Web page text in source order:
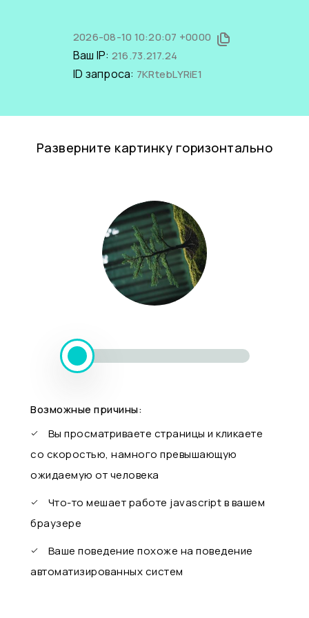
2026-08-10 10:20:07 +0000
Ваш IP: 216.73.217.24
ID запроса: 7KRtebLYRiE1
Разверните картинку горизонтально
Возможные причины:
Вы просматриваете страницы и кликаете
со скоростью, намного превышающую
ожидаемую от человека
Что-то мешает работе javascript в вашем
браузере
Ваше поведение похоже на поведение
автоматизированных систем